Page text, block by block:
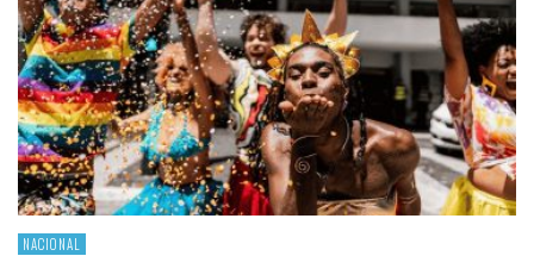
NACIONAL